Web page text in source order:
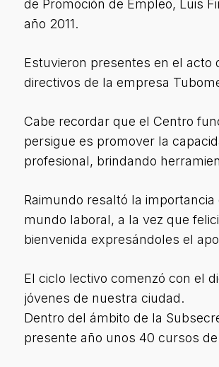
de Promoción de Empleo, Luis
año 2011.
Estuvieron presentes en el
directivos de la empresa
Cabe recordar que el Centro
persigue es promover la
profesional, brindando
Raimundo resaltó la
mundo laboral, a la vez que
bienvenida expresándoles el
El ciclo lectivo comenzó con el
jóvenes de nuestra ciudad.
Dentro del ámbito de la
presente año unos 40 cursos